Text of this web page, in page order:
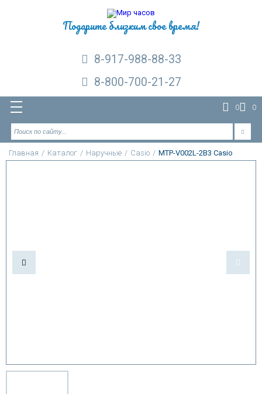
Подарите близким свое время!
8-917-988-88-33
8-800-700-21-27
0 0
Главная / Каталог / Наручные / Casio / MTP-V002L-2B3 Casio